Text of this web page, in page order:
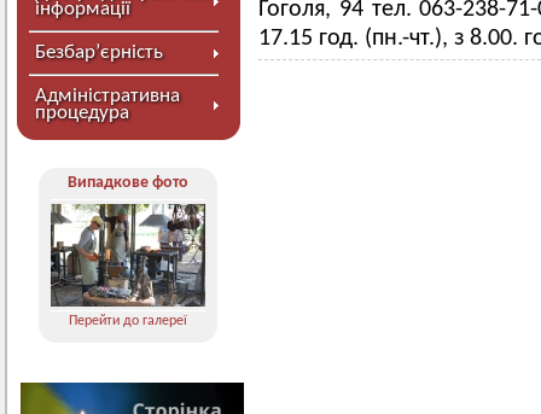
інформації
Безбар’єрність
Адміністративна
процедура
Випадкове фото
Перейти до галереї
Гоголя, 94 тел. 063-238-
17.15 год. (пн.-чт.), з 8.00.